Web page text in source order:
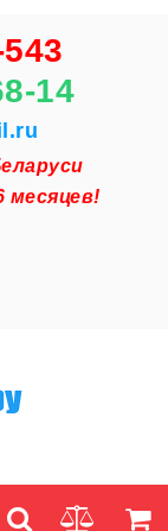
14
месяцев!